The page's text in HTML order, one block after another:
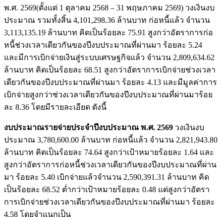
พ.ศ. 2569(ตั้งแต่ 1 ตุลาคม 2568 – 31 พฤษภาคม 2569) วงเงินงบ
ประมาณ รวมทั้งสิ้น 4,101,298.36 ล้านบาท ก่อหนี้แล้ว จำนวน
3,113,135.19 ล้านบาท คิดเป็นร้อยละ 75.91 สูงกว่าอัตราการก่อ
หนี้ช่วงเวลาเดียวกันของปีงบประมาณที่ผ่านมา ร้อยละ 5.24
และมีการเบิกจ่ายเงินสู่ระบบเศรษฐกิจแล้ว จำนวน 2,809,634.62
ล้านบาท คิดเป็นร้อยละ 68.51 สูงกว่าอัตราการเบิกจ่ายช่วงเวลา
เดียวกันของปีงบประมาณที่ผ่านมา ร้อยละ 4.13 และมีมูลค่าการ
เบิกจ่ายสูงกว่าช่วงเวลาเดียวกันของปีงบประมาณที่ผ่านมาร้อย
ละ 8.36 โดยมีรายละเอียด ดังนี้
งบประมาณรายจ่ายประจำปีงบประมาณ พ.ศ. 2569 วงเงินงบ
ประมาณ 3,780,600.00 ล้านบาท ก่อหนี้แล้ว จำนวน 2,821,943.80
ล้านบาท คิดเป็นร้อยละ 74.64 สูงกว่าเป้าหมายร้อยละ 1.64 และ
สูงกว่าอัตราการก่อหนี้ช่วงเวลาเดียวกันของปีงบประมาณที่ผ่าน
มา ร้อยละ 5.40 เบิกจ่ายแล้วจำนวน 2,590,391.31 ล้านบาท คิด
เป็นร้อยละ 68.52 ต่ำกว่าเป้าหมายร้อยละ 0.48 แต่สูงกว่าอัตรา
การเบิกจ่ายช่วงเวลาเดียวกันของปีงบประมาณที่ผ่านมา ร้อยละ
4.58 โดยจำแนกเป็น